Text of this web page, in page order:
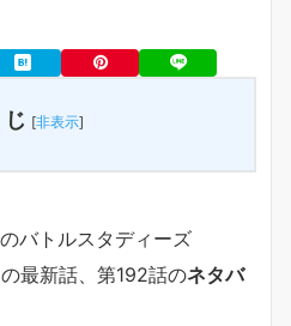
[非表示]
バトルスタディーズ
最新話、第192話のネタバ